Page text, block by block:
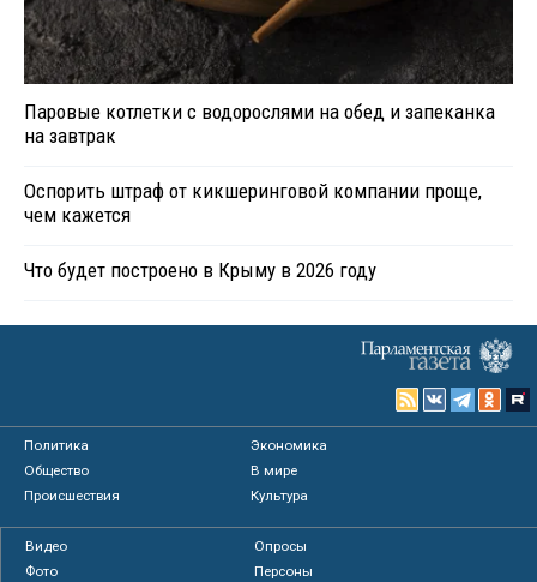
Паровые котлетки с водорослями на обед и запеканка
на завтрак
Оспорить штраф от кикшеринговой компании проще,
чем кажется
Что будет построено в Крыму в 2026 году
Политика
Экономика
Общество
В мире
Происшествия
Культура
Видео
Опросы
Фото
Персоны